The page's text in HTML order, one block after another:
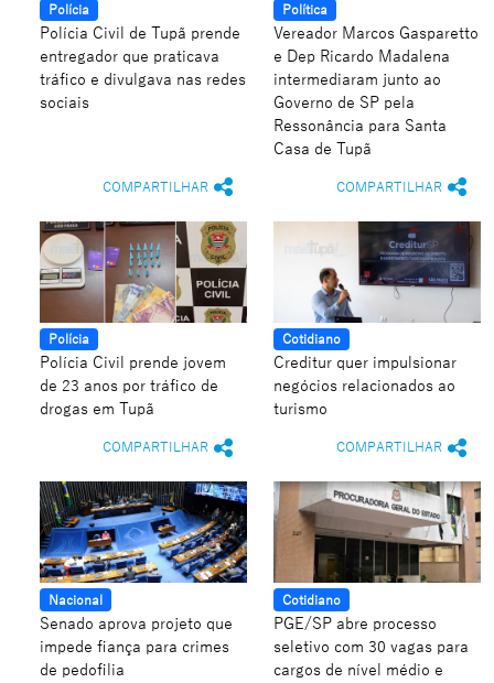
Polícia
Polícia Civil de Tupã prende
entregador que praticava
tráfico e divulgava nas redes
sociais
COMPARTILHAR
Política
Vereador Marcos Gasparetto
e Dep Ricardo Madalena
intermediaram junto ao
Governo de SP pela
Ressonância para Santa
Casa de Tupã
COMPARTILHAR
Polícia
Polícia Civil prende jovem
de 23 anos por tráfico de
drogas em Tupã
COMPARTILHAR
Cotidiano
Creditur quer impulsionar
negócios relacionados ao
turismo
COMPARTILHAR
Nacional
Senado aprova projeto que
impede fiança para crimes
de pedofilia
Cotidiano
PGE/SP abre processo
seletivo com 30 vagas para
cargos de nível médio e